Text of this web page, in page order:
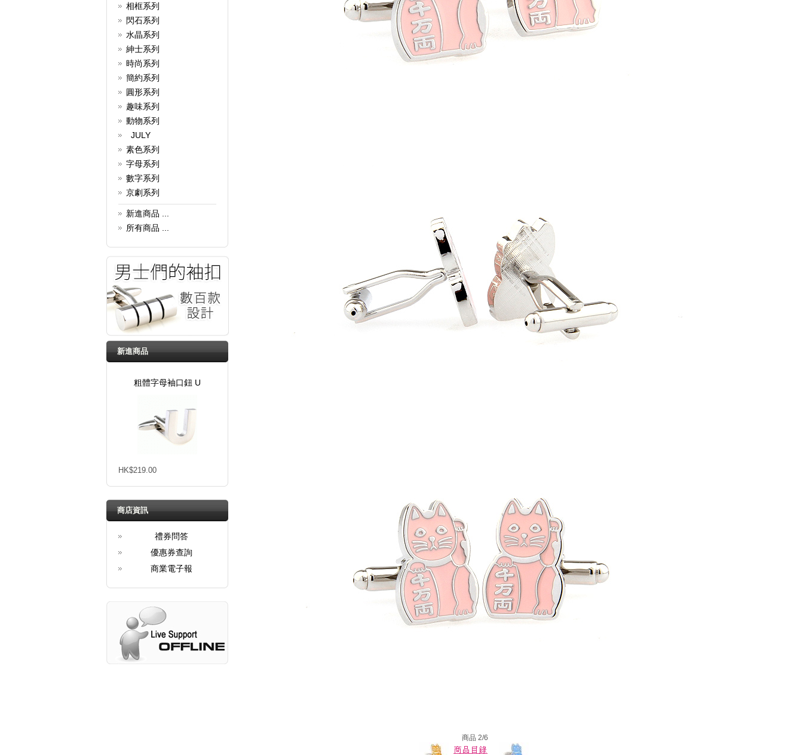
現金回贈
現金回贈獎賞優惠！
詳細
夏日優惠
所有袖口鈕一律7折
詳細
袖口鈕，你知多少？
袖口鈕歷史!
相框系列
閃石系列
水晶系列
紳士系列
時尚系列
簡約系列
圓形系列
趣味系列
動物系列
JULY
素色系列
字母系列
數字系列
京劇系列
新進商品 ...
所有商品 ...
新進商品
粗體字母袖口鈕 U
HK$219.00
商店資訊
禮券問答
優惠券查詢
商業電子報
商品 2/6